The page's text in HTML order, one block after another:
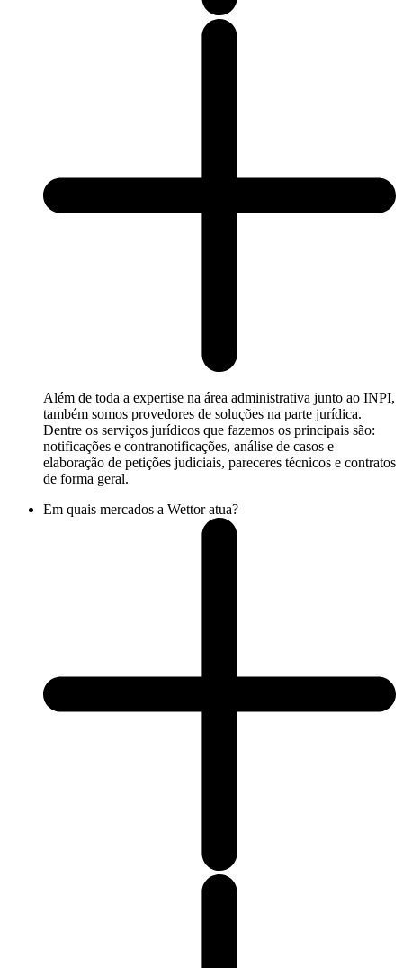
Além de toda a expertise na área administrativa junto ao INPI,
também somos provedores de soluções na parte jurídica.
Dentre os serviços jurídicos que fazemos os principais são:
notificações e contranotificações, análise de casos e
elaboração de petições judiciais, pareceres técnicos e contratos
de forma geral.
Em quais mercados a Wettor atua?